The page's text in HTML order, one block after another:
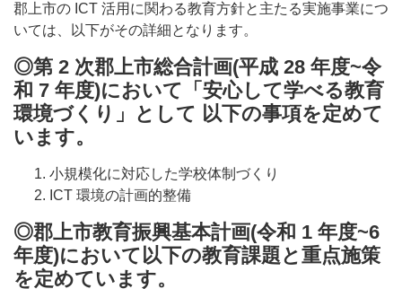
郡上市の ICT 活用に関わる教育方針と主たる実施事業につ
いては、以下がその詳細となります。
◎第 2 次郡上市総合計画(平成 28 年度~令
和 7 年度)において「安心して学べる教育
環境づくり」として 以下の事項を定めて
います。
小規模化に対応した学校体制づくり
ICT 環境の計画的整備
◎郡上市教育振興基本計画(令和 1 年度~6
年度)において以下の教育課題と重点施策
を定めています。